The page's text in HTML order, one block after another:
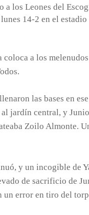
a los Leones del
14-2 en el
a los
las bases en
al jardín central, y
Zoilo Almonte.
y un incogible de
de sacrificio de
un error en tiro del